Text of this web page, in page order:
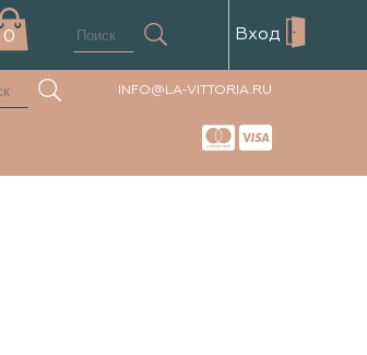
0 Вход
INFO@LA-VITTORIA.RU